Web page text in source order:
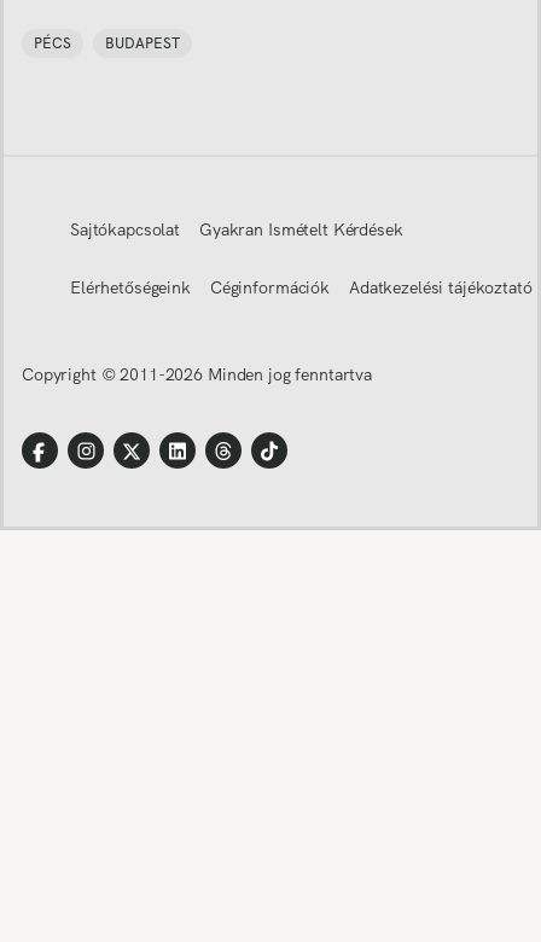
PÉCS BUDAPEST
Sajtókapcsolat Gyakran Ismételt Kérdések
Elérhetőségeink Céginformációk Adatkezelési tájékoztató
Copyright © 2011-2026 Minden jog fenntartva